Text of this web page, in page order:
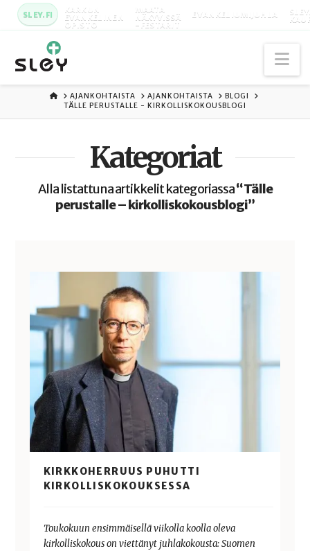
SLEY.FI KARKUN
EVANKELINEN
OPISTO
MAATA
NÄKYVISSÄ
-FESTARIT
EVANKELIUMIJUHLA
ETUSIVU
AJANKOHTAISTA AJANKOHTAISTA
BLOGI
TÄLLE PERUSTALLE - KIRKOLLISKOKOUSBLOGI
Kategoriat
Alla listattuna artikkelit kategoriassa“Tälle
perustalle – kirkolliskokousblogi”
KIRKKOHERRUUS PUHUTTI
KIRKOLLISKOKOUKSESSA
Toukokuun ensimmäisellä viikolla koolla oleva
kirkolliskokous on viettänyt juhlakokousta: Suomen